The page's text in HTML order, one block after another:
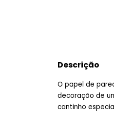
Descrição
O papel de
decoração de
cantinho